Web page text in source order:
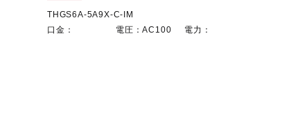
THGS6A-5A9X-C-IM
AC100